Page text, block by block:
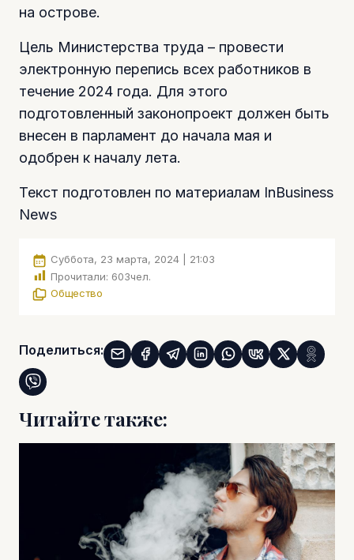
на острове.
Цель Министерства труда – провести
электронную перепись всех работников в
течение 2024 года. Для этого
подготовленный законопроект должен быть
внесен в парламент до начала мая и
одобрен к началу лета.
Текст подготовлен по материалам InBusiness
News
Суббота, 23 марта, 2024 | 21:03
Прочитали: 603чел.
Общество
Поделиться:
Читайте также: